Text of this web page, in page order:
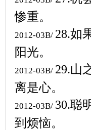
惨重。
2012-03B/ 28.如
阳光。
2012-03B/ 29.山
离是心。
2012-03B/ 30.聪
到烦恼。